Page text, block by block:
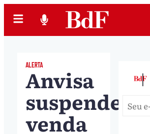
ALERTA
Anvisa
suspende
venda
|